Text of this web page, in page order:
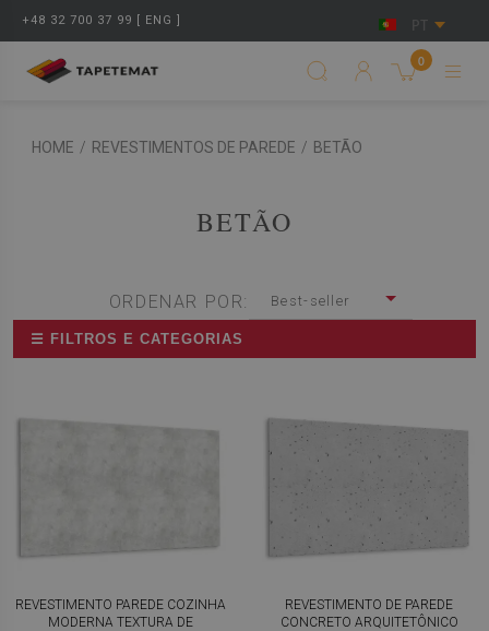
+48 32 700 37 99 [ ENG ] PT
0
HOME / REVESTIMENTOS DE PAREDE / BETÃO
BETÃO
ORDENAR POR: Best-seller
☰ FILTROS E CATEGORIAS
REVESTIMENTO PAREDE COZINHA
MODERNA TEXTURA DE
REVESTIMENTO DE PAREDE
CONCRETO ARQUITETÔNICO